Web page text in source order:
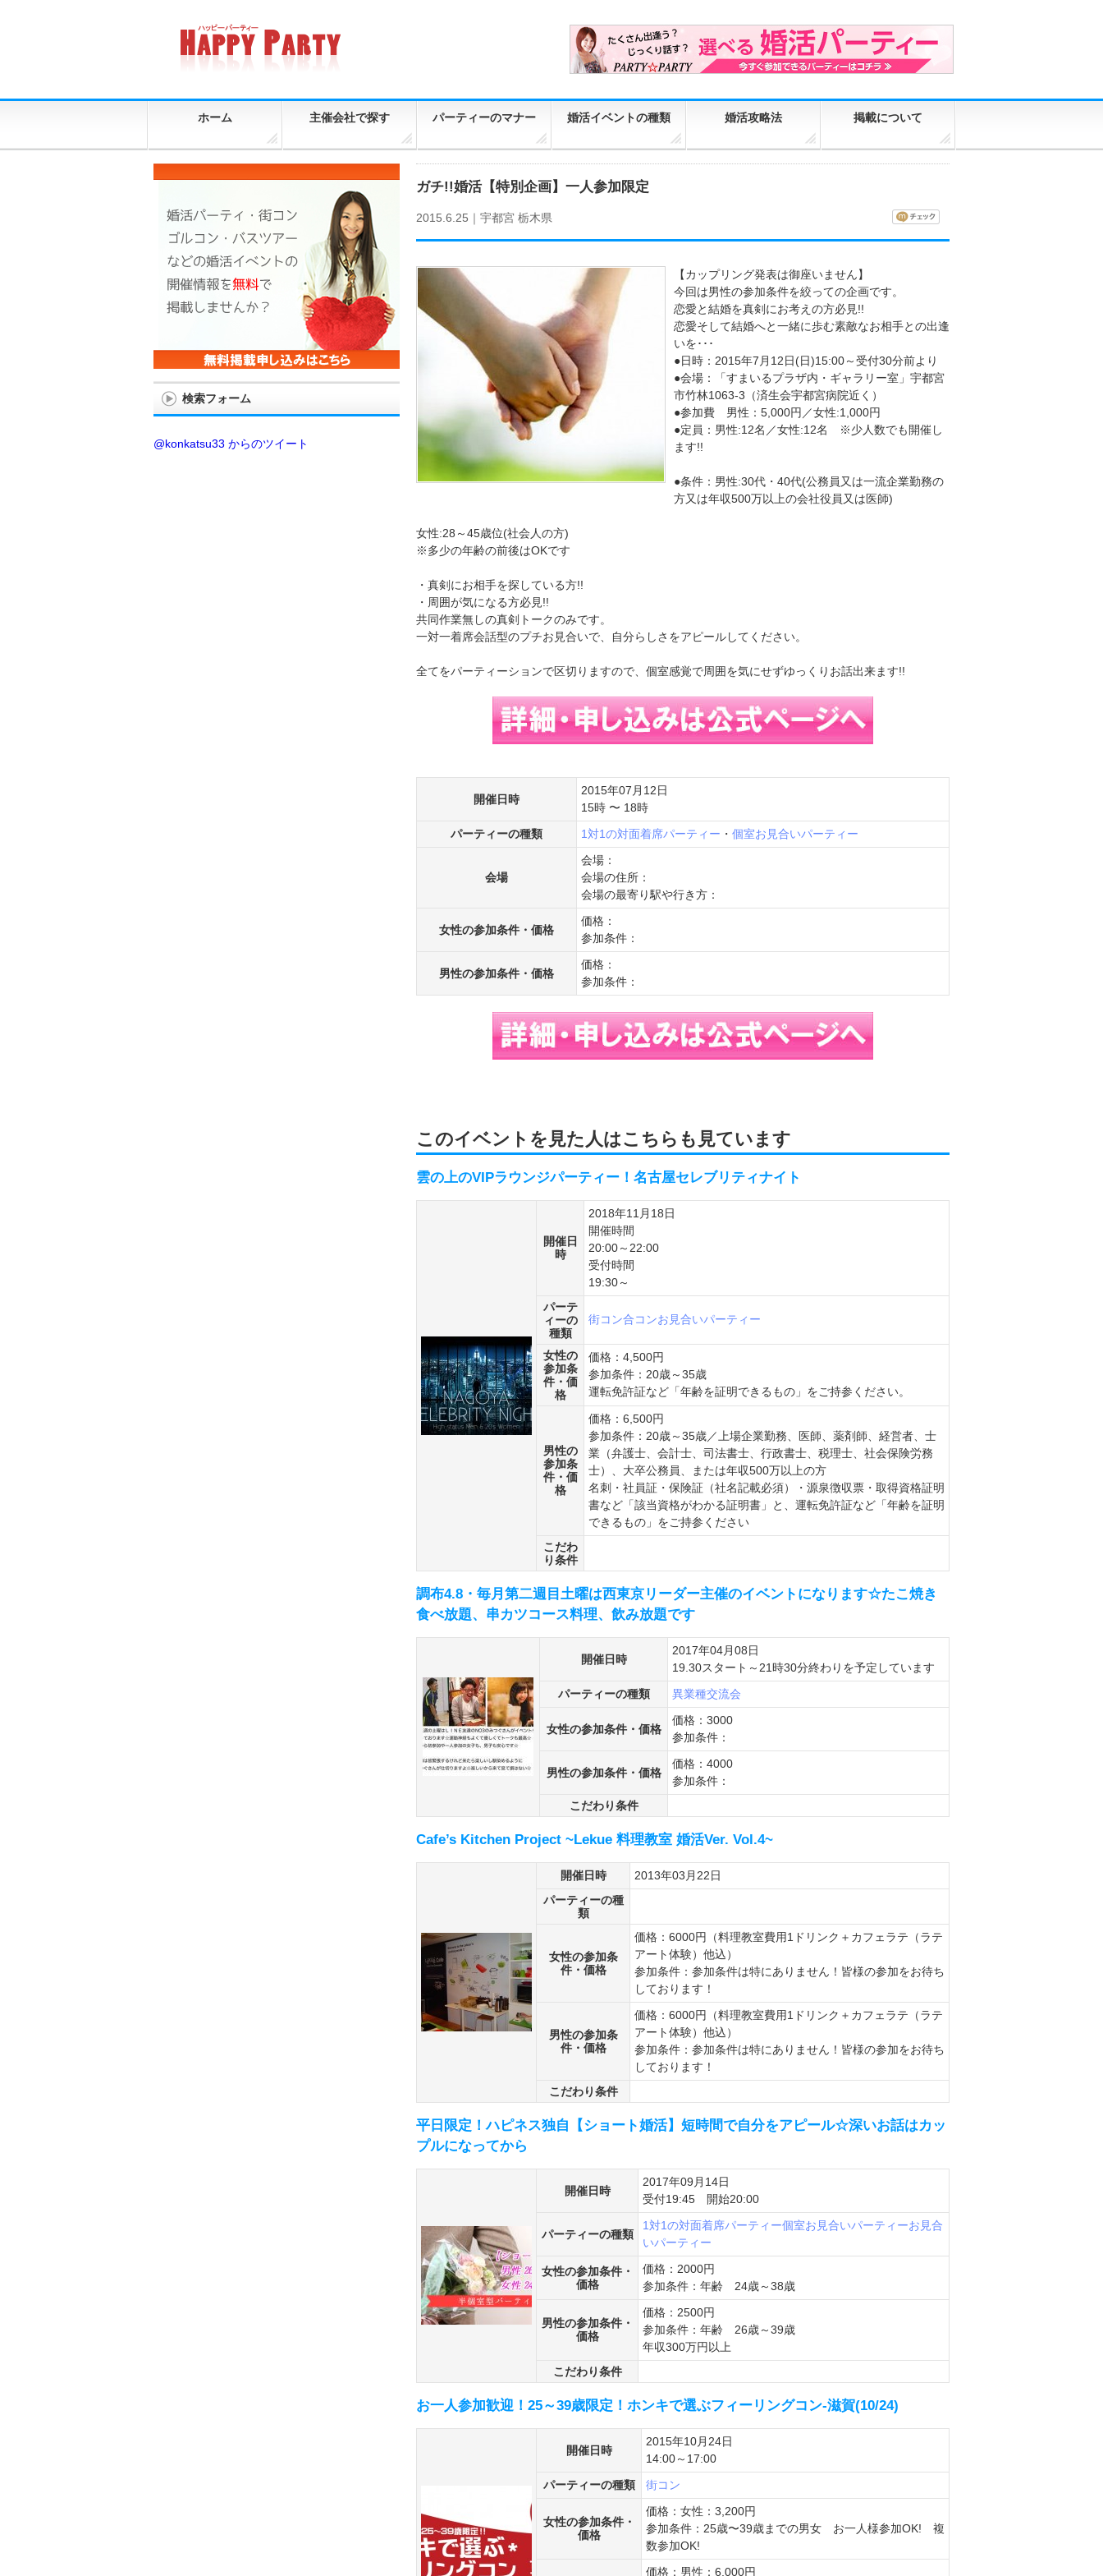
ホーム 主催会社で探す パーティーのマナー 婚活イベントの種類 婚活攻略法 掲載について
ガチ!!婚活【特別企画】一人参加限定
2015.6.25｜ 宇都宮 栃木県
【カップリング発表は御座いません】
今回は男性の参加条件を絞っての企画です。
恋愛と結婚を真剣にお考えの方必見!!
恋愛そして結婚へと一緒に歩む素敵なお相手との出逢
いを･･･
●日時：2015年7月12日(日)15:00～受付30分前より
●会場：「すまいるプラザ内・ギャラリー室」宇都宮
市竹林1063-3（済生会宇都宮病院近く）
●参加費 男性：5,000円／女性:1,000円
●定員：男性:12名／女性:12名 ※少人数でも開催し
ます!!
●条件：男性:30代・40代(公務員又は一流企業勤務の
方又は年収500万以上の会社役員又は医師)
女性:28～45歳位(社会人の方)
※多少の年齢の前後はOKです
・真剣にお相手を探している方!!
・周囲が気になる方必見!!
共同作業無しの真剣トークのみです。
一対一着席会話型のプチお見合いで、自分らしさをアピールしてください。
全てをパーティーションで区切りますので、個室感覚で周囲を気にせずゆっくりお話出来ます!!
開催日時
2015年07月12日
15時 〜 18時
パーティーの種類
1対1の対面着席パーティー ・ 個室お見合いパーティー
会場
会場：
会場の住所：
会場の最寄り駅や行き方：
女性の参加条件・価格
価格：
参加条件：
男性の参加条件・価格
価格：
参加条件：
このイベントを見た人はこちらも見ています
雲の上のVIPラウンジパーティー！名古屋セレブリティナイト
開催日
時
2018年11月18日
開催時間
20:00～22:00
受付時間
19:30～
パーテ
ィーの
種類
街コン合コンお見合いパーティー
女性の
参加条
件・価
格
価格：4,500円
参加条件：20歳～35歳
運転免許証など「年齢を証明できるもの」をご持参ください。
男性の
参加条
件・価
格
価格：6,500円
参加条件：20歳～35歳／上場企業勤務、医師、薬剤師、経営者、士
業（弁護士、会計士、司法書士、行政書士、税理士、社会保険労務
士）、大卒公務員、または年収500万以上の方
名刺・社員証・保険証（社名記載必須）・源泉徴収票・取得資格証明
書など「該当資格がわかる証明書」と、運転免許証など「年齢を証明
できるもの」をご持参ください
こだわ
り条件
調布4.8・毎月第二週目土曜は西東京リーダー主催のイベントになります☆たこ焼き
食べ放題、串カツコース料理、飲み放題です
開催日時
2017年04月08日
19.30スタート～21時30分終わりを予定しています
パーティーの種類
異業種交流会
女性の参加条件・価格
価格：3000
参加条件：
男性の参加条件・価格
価格：4000
参加条件：
こだわり条件
Cafe’s Kitchen Project ~Lekue 料理教室 婚活Ver. Vol.4~
開催日時
2013年03月22日
パーティーの種
類
女性の参加条
件・価格
価格：6000円（料理教室費用1ドリンク＋カフェラテ（ラテ
アート体験）他込）
参加条件：参加条件は特にありません！皆様の参加をお待ち
しております！
男性の参加条
件・価格
価格：6000円（料理教室費用1ドリンク＋カフェラテ（ラテ
アート体験）他込）
参加条件：参加条件は特にありません！皆様の参加をお待ち
しております！
こだわり条件
平日限定！ハピネス独自【ショート婚活】短時間で自分をアピール☆深いお話はカッ
プルになってから
開催日時
2017年09月14日
受付19:45 開始20:00
パーティーの種類
1対1の対面着席パーティー個室お見合いパーティーお見合
いパーティー
女性の参加条件・
価格
価格：2000円
参加条件：年齢 24歳～38歳
男性の参加条件・
価格
価格：2500円
参加条件：年齢 26歳～39歳
年収300万円以上
こだわり条件
お一人参加歓迎！25～39歳限定！ホンキで選ぶフィーリングコン-滋賀(10/24)
開催日時
2015年10月24日
14:00～17:00
パーティーの種類
街コン
女性の参加条件・
価格
価格：女性：3,200円
参加条件：25歳〜39歳までの男女 お一人様参加OK! 複
数参加OK!
価格：男性：6,000円
検索フォーム
@konkatsu33 からのツイート